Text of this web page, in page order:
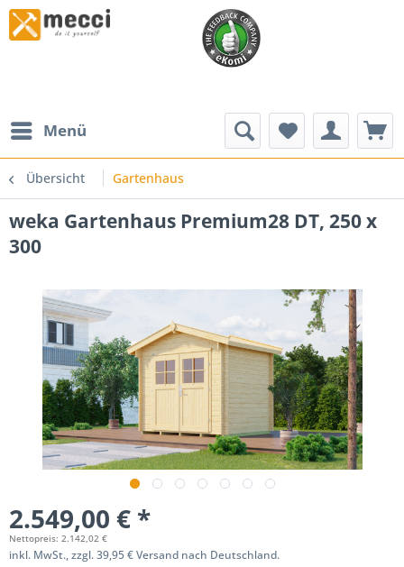
Menü
Übersicht Gartenhaus
weka Gartenhaus Premium28 DT, 250 x
300
2.549,00 € *
Nettopreis: 2.142,02 €
inkl. MwSt., zzgl. 39,95 € Versand nach Deutschland.